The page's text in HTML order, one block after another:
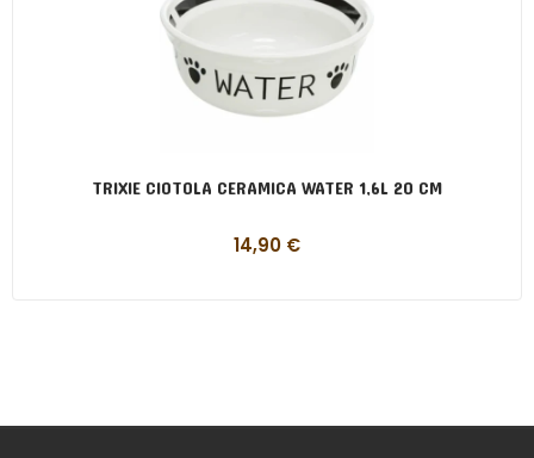
TRIXIE CIOTOLA CERAMICA WATER 1,6L 20 CM
14,90 €